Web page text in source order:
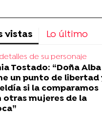
vistas Lo último
de su personaje
Tostado: “Doña Alba
un punto de libertad
si la comparamos
otras mujeres de la